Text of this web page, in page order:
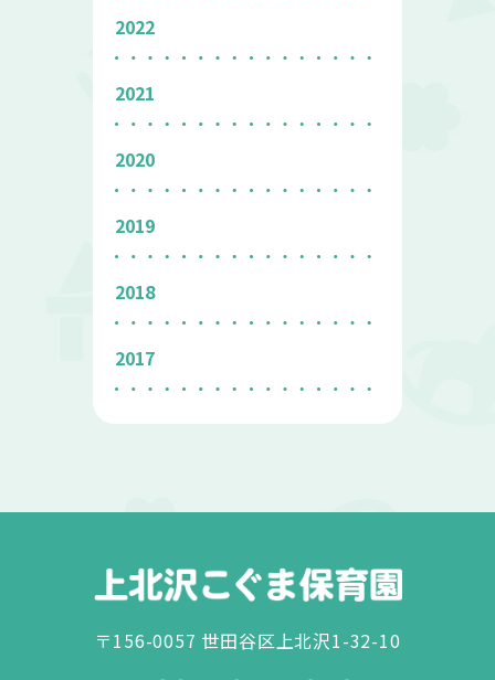
2022
2021
2020
2019
2018
2017
〒156-0057 世田谷区上北沢1-32-10